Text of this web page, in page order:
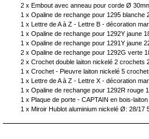
2 x Embout avec anneau pour corde Ø
1 x Opaline de rechange pour 1295 blanche
1 x Lettre de A à Z - Lettre B - décoration
1 x Opaline de rechange pour 1292Y jaune
1 x Opaline de rechange pour 1291Y jaune
2 x Opaline de rechange pour 1292G verte
2 x Crochet double laiton nickelé 2 crochets
1 x Crochet - Pieuvre laiton nickelé 5
1 x Lettre de A à Z - Lettre X - décoration
1 x Opaline de rechange pour 1292R rouge
1 x Plaque de porte - CAPTAIN en bois-
1 x Miroir Hublot aluminium nickelé Ø: 28/17